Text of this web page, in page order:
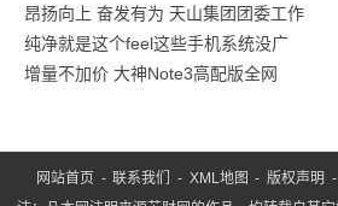
昂扬向上 奋发有为 天山集团团委工作
纯净就是这个feel这些手机系统没广
增量不加价 大神Note3高配版全网
网站首页 -联系我们 - XML地图 -版权声明 -